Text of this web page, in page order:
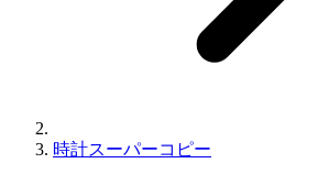
時計スーパーコピー